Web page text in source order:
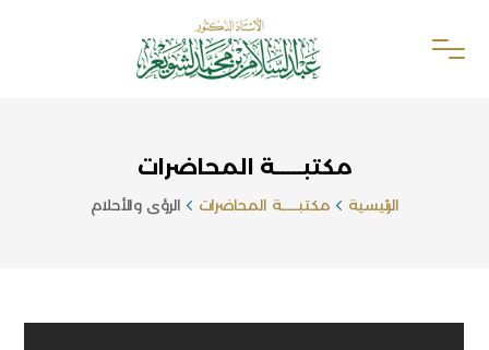
مكتبـــــة المحاضرات
الرئيسية مكتبـــــة المحاضرات الرؤى والأحلام